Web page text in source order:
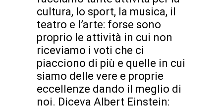
cultura, lo sport, la musica, il
teatro e l’arte: forse sono
proprio le attività in cui non
riceviamo i voti che ci
piacciono di più e quelle in cui
siamo delle vere e proprie
eccellenze dando il meglio di
noi. Diceva Albert Einstein: